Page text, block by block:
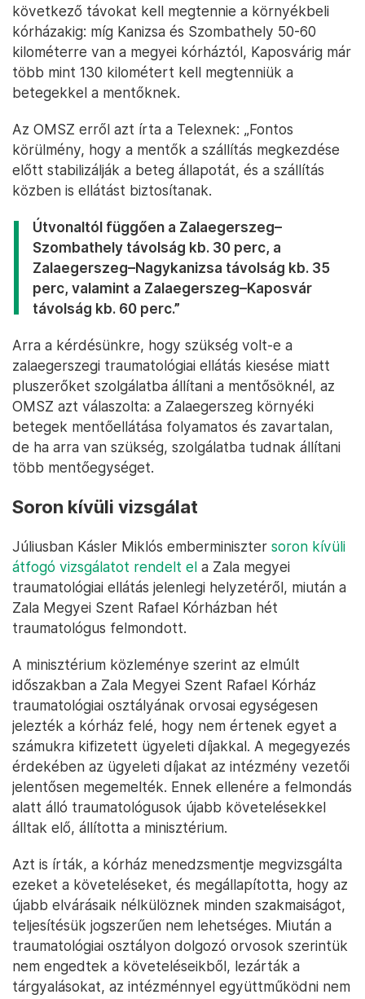
következő távokat kell megtennie a környékbeli
kórházakig: míg Kanizsa és Szombathely 50-60
kilométerre van a megyei kórháztól, Kaposvárig már
több mint 130 kilométert kell megtenniük a
betegekkel a mentőknek.
Az OMSZ erről azt írta a Telexnek: „Fontos
körülmény, hogy a mentők a szállítás megkezdése
előtt stabilizálják a beteg állapotát, és a szállítás
közben is ellátást biztosítanak.
Útvonaltól függően a Zalaegerszeg–
Szombathely távolság kb. 30 perc, a
Zalaegerszeg–Nagykanizsa távolság kb. 35
perc, valamint a Zalaegerszeg–Kaposvár
távolság kb. 60 perc.”
Arra a kérdésünkre, hogy szükség volt-e a
zalaegerszegi traumatológiai ellátás kiesése miatt
pluszerőket szolgálatba állítani a mentősöknél, az
OMSZ azt válaszolta: a Zalaegerszeg környéki
betegek mentőellátása folyamatos és zavartalan,
de ha arra van szükség, szolgálatba tudnak állítani
több mentőegységet.
Soron kívüli vizsgálat
Júliusban Kásler Miklós emberminiszter soron kívüli
átfogó vizsgálatot rendelt el a Zala megyei
traumatológiai ellátás jelenlegi helyzetéről, miután a
Zala Megyei Szent Rafael Kórházban hét
traumatológus felmondott.
A minisztérium közleménye szerint az elmúlt
időszakban a Zala Megyei Szent Rafael Kórház
traumatológiai osztályának orvosai egységesen
jelezték a kórház felé, hogy nem értenek egyet a
számukra kifizetett ügyeleti díjakkal. A megegyezés
érdekében az ügyeleti díjakat az intézmény vezetői
jelentősen megemelték. Ennek ellenére a felmondás
alatt álló traumatológusok újabb követelésekkel
álltak elő, állította a minisztérium.
Azt is írták, a kórház menedzsmentje megvizsgálta
ezeket a követeléseket, és megállapította, hogy az
újabb elvárásaik nélkülöznek minden szakmaiságot,
teljesítésük jogszerűen nem lehetséges. Miután a
traumatológiai osztályon dolgozó orvosok szerintük
nem engedtek a követeléseikből, lezárták a
tárgyalásokat, az intézménnyel együttműködni nem